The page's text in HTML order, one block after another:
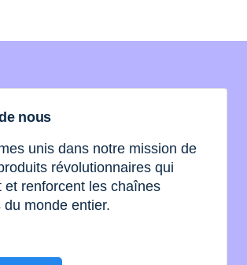
nous
unis dans notre mission de
révolutionnaires qui
et renforcent les chaînes
du monde entier.